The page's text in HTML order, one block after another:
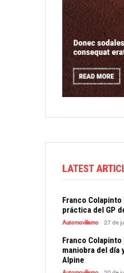
LATEST
Franco
práctica del GP
Automovilismo 27 de
Franco
maniobra del día
Alpine